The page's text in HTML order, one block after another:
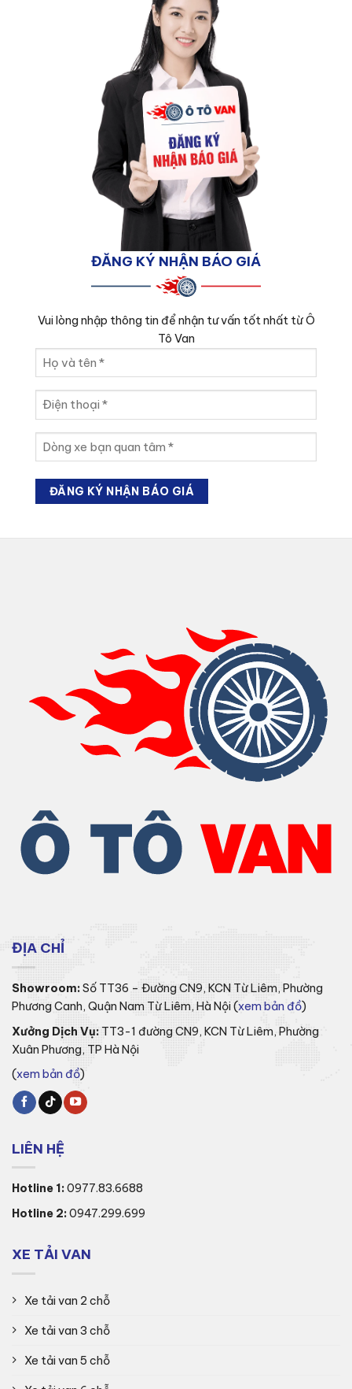
ĐĂNG KÝ NHẬN BÁO GIÁ
Vui lòng nhập thông tin để nhận tư vấn tốt nhất từ Ô
Tô Van
và
tên
(Required)
thoại
xe
bạn
quan
(Required)
ĐỊA CHỈ
Showroom:Số TT36 – Đường CN9, KCN Từ Liêm, Phường
Phương Canh, Quận Nam Từ Liêm, Hà Nội (xem bản đồ)
Xưởng Dịch Vụ: TT3-1 đường CN9, KCN Từ Liêm, Phường
Xuân Phương, TP Hà Nội
(xem bản đồ)
LIÊN HỆ
Hotline 1:0977.83.6688
Hotline 2:0947.299.699
XE TẢI VAN
Xe tải van 2 chỗ
Xe tải van 3 chỗ
Xe tải van 5 chỗ